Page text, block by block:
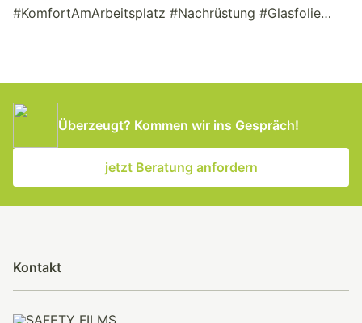
#KomfortAmArbeitsplatz #Nachrüstung #Glasfolie
Überzeugt? Kommen wir ins Gespräch!
jetzt Beratung anfordern
Kontakt
SAFETY FILMS